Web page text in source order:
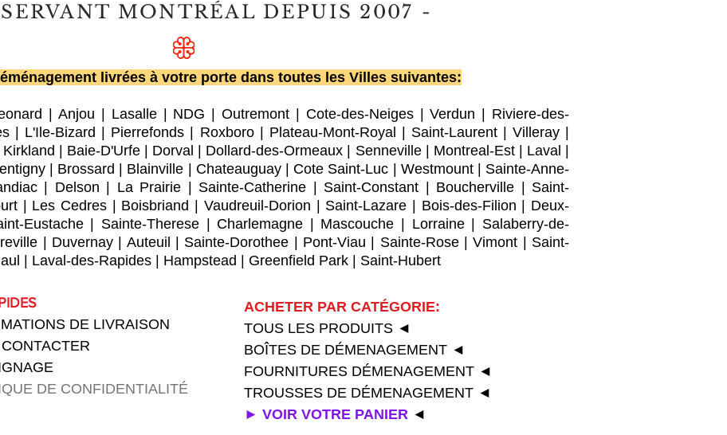
MONTRÉAL DEPUIS 2007 -
livrées à votre porte dans toutes les Villes suivantes:
|Anjou Lasalle| NDG |Outremont Cote-des-Neiges|Verdun
Riviere-des-
L'Ile-Bizard Pierrefonds Roxboro| Plateau-Mont-Royal | Saint-Laurent| Villeray|
Kirkland Baie-D'Urfe| Dorval Dollard-des-Ormeaux Senneville| Montreal-Est| Laval
| Brossard Blainville Chateauguay| Cote Saint-Luc Westmount| Sainte-Anne-
| Delson La Prairie Sainte-Catherine Saint-Constant Boucherville
Saint-
| Les Cedres| Boisbriand Vaudreuil-Dorion Saint-Lazare Bois-des-Filion
Deux-
Eustache| Sainte-Therese| Charlemagne Mascouche Lorraine| Salaberry-de-
Duvernay Auteuil Sainte-Dorothee Pont-Viau Sainte-Rose|Vimont
Saint-
Laval-des-Rapides Hampstead Greenfield Park Saint-Hubert
DE LIVRAISON
DE CONFIDENTIALITÉ
ACHETER PAR CATÉGORIE:
TOUS LES PRODUITS ◄
BOÎTES DE DÉMENAGEMENT ◄
FOURNITURES DÉMENAGEMENT ◄
TROUSSES DE DÉMENAGEMENT ◄
► VOIR VOTRE PANIER ◄